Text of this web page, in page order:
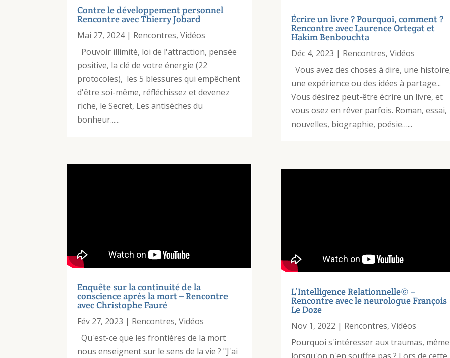
Contre le développement personnel
Rencontre avec Thierry Jobard
Mai 27, 2024| Rencontres,Vidéos
Pouvoir illimité, loi de l'attraction, pensée
positive, la clé de votre énergie (22
protocoles), les 5 blessures qui empêchent
d'être soi-même, réfléchissez et devenez
riche, le Secret, Les antisèches du
bonheur......
Enquête sur la continuité de la
conscience après la mort – Rencontre
avec Christophe Fauré
Fév 27, 2023 | Rencontres,Vidéos
Qu'est-ce que les frontières de la mort
nous enseignent sur le sens de la vie ? "J'ai
Écrire un livre ? Pourquoi, comment ?
Rencontre avec Laurence Ortegat et
Hakim Benbouchta
Déc 4, 2023 | Rencontres, Vidéos
Vous avez des choses à dire, une
une expérience ou des idées à partage...
Vous désirez peut-être écrire un livre, et
vous osez en rêver parfois. Roman, essai,
nouvelles, biographie, poésie…...
L’Intelligence Relationnelle© –
Rencontre avec le neurologue François
Le Doze
Nov 1, 2022 | Rencontres, Vidéos
Pourquoi s'intéresser aux traumas, même